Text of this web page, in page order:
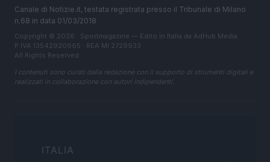
Canale di Notizie.it, testata registrata presso il Tribunale di Milano
n.68 in data 01/03/2018
Copyright © 2026 · Sportmagazine — Edito in Italia da AdHub Media
P.IVA 13542920965 · REA MI 2729933
All Rights Reserved
I contenuti sono curati dalla redazione con il supporto di strumenti digitali e
realizzati in collaborazione con autori indipendenti.
ITALIA